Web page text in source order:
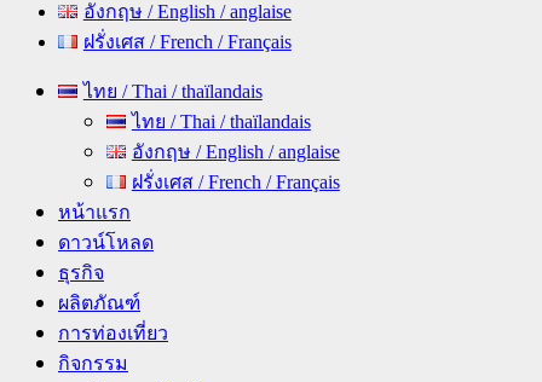
อังกฤษ / English / anglaise
ฝรั่งเศส / French / Français
Primary ไทย / Thai / thaïlandais
ไทย / Thai / thaïlandais
อังกฤษ / English / anglaise
ฝรั่งเศส / French / Français
หน้าแรก
ดาวน์โหลด
ธุรกิจ
ผลิตภัณฑ์
การท่องเที่ยว
กิจกรรม